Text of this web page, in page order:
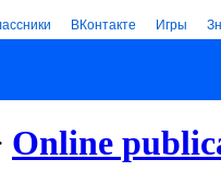
ВКонтакте Игры
Online